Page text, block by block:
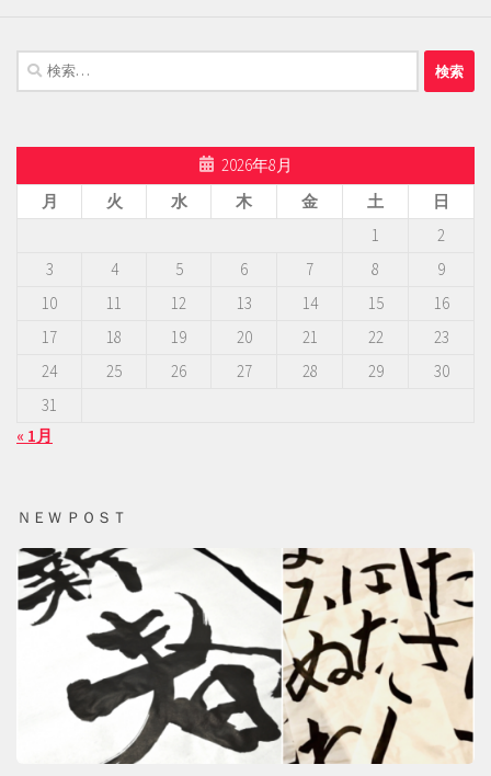
検
索:
2026年8月
月
火 水 木 金 土
日
1
2
3
4 5 6 7 8
9
10
11 12 13 14 15
16
17
18 19 20 21 22
23
24
25 26 27 28 29
30
31
« 1月
ＮＥＷ ＰＯＳＴ